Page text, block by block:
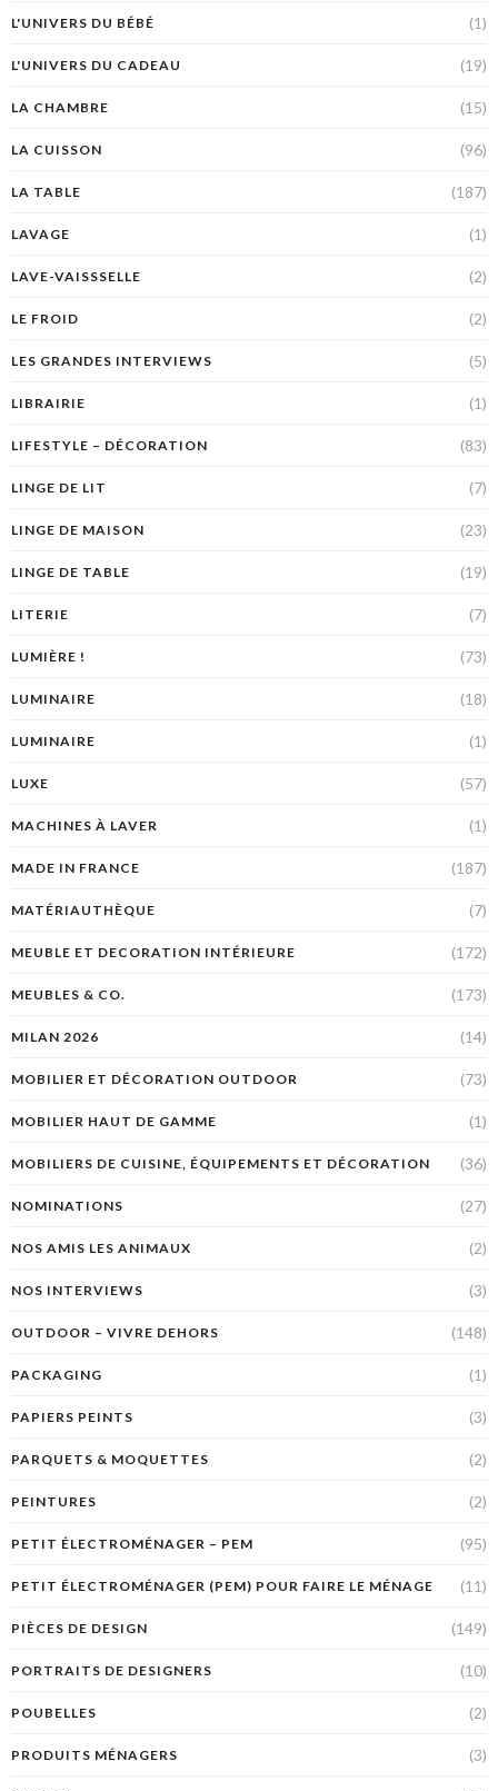
L'UNIVERS DU BÉBÉ (1)
L'UNIVERS DU CADEAU (19)
LA CHAMBRE (15)
LA CUISSON (96)
LA TABLE (187)
LAVAGE (1)
LAVE-VAISSSELLE (2)
LE FROID (2)
LES GRANDES INTERVIEWS (5)
LIBRAIRIE (1)
LIFESTYLE – DÉCORATION (83)
LINGE DE LIT (7)
LINGE DE MAISON (23)
LINGE DE TABLE (19)
LITERIE (7)
LUMIÈRE ! (73)
LUMINAIRE (18)
LUMINAIRE (1)
LUXE (57)
MACHINES À LAVER (1)
MADE IN FRANCE (187)
MATÉRIAUTHÈQUE (7)
MEUBLE ET DECORATION INTÉRIEURE (172)
MEUBLES & CO. (173)
MILAN 2026 (14)
MOBILIER ET DÉCORATION OUTDOOR (73)
MOBILIER HAUT DE GAMME (1)
MOBILIERS DE CUISINE, ÉQUIPEMENTS ET DÉCORATION (36)
NOMINATIONS (27)
NOS AMIS LES ANIMAUX (2)
NOS INTERVIEWS (3)
OUTDOOR – VIVRE DEHORS (148)
PACKAGING (1)
PAPIERS PEINTS (3)
PARQUETS & MOQUETTES (2)
PEINTURES (2)
PETIT ÉLECTROMÉNAGER – PEM (95)
PETIT ÉLECTROMÉNAGER (PEM) POUR FAIRE LE MÉNAGE (11)
PIÈCES DE DESIGN (149)
PORTRAITS DE DESIGNERS (10)
POUBELLES (2)
PRODUITS MÉNAGERS (3)